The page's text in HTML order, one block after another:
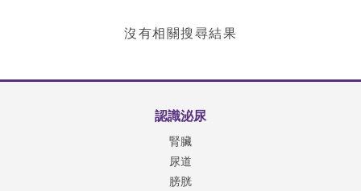
沒有相關搜尋結果
認識泌尿
腎臟
尿道
膀胱